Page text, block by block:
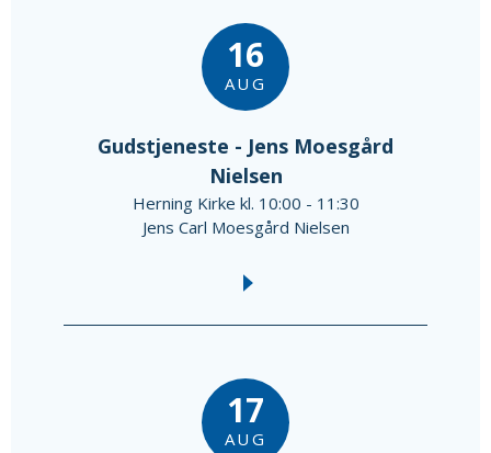
16
AUG
Gudstjeneste - Jens Moesgård
Nielsen
Herning Kirke kl. 10:00 - 11:30
Jens Carl Moesgård Nielsen
17
AUG